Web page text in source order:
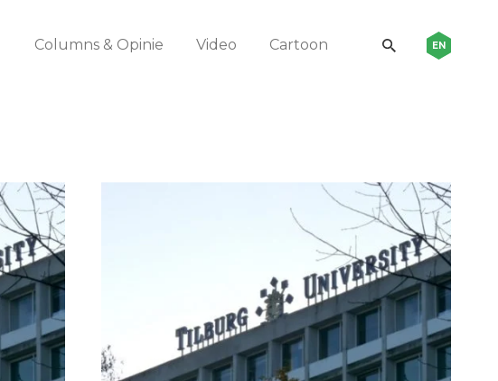
Columns & Opinie Video Cartoon EN